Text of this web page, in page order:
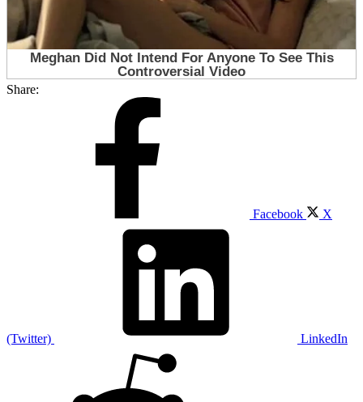
Share:
Facebook X
(Twitter) LinkedIn